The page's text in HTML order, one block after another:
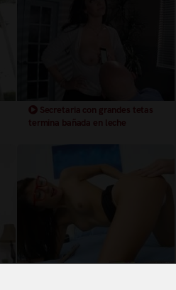
Secretaria con grandes tetas
termina bañada en leche